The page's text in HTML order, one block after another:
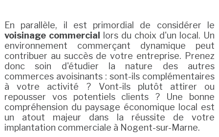
En parallèle, il est primordial de considérer le
voisinage commercial
lors du choix d'un local. Un
environnement commerçant dynamique peut
contribuer au succès de votre entreprise. Prenez
donc soin d'étudier la nature des autres
commerces avoisinants : sont-ils complémentaires
à votre activité ? Vont-ils plutôt attirer ou
repousser vos potentiels clients ? Une bonne
compréhension du paysage économique local est
un atout majeur dans la réussite de votre
implantation commerciale à Nogent-sur-Marne.